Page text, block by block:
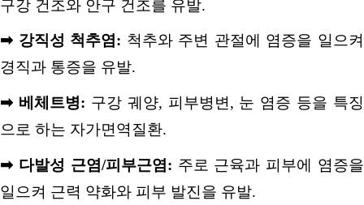
구강 건조와 안구 건조를 유발.
➡ 강직성 척추염: 척추와 주변 관절에 염증을 일으켜
경직과 통증을 유발.
➡ 베체트병: 구강 궤양, 피부병변 , 눈 염증 등을 특징
으로 하는 자가면역질환.
➡ 다발성 근염/피부근염: 주로 근육과 피부에 염증을
일으켜 근력 약화와 피부 발진을 유발.